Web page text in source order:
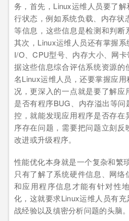
务，首先，Linux运维人员要了
行状态，例如系统负载、内存状
等信息，这些信息是检测和判断
其次，Linux运维人员还有掌握
I/O、CPU型号、内存大小、网
据这些信息综合评估系统资源的
名Linux运维人员，还要掌握应
况，更深入的一点就是要了解应
是否有程序BUG、内存溢出等
控，就能发现应用程序是否存在
序存在问题，需要把问题立刻
改进或升级程序。
性能优化本身就是一个复杂和繁
只有了解了系统硬件信息、网络
和应用程序信息才能有针对性
化，这就要求Linux运维人员有
战经验以及缜密分析问题的头脑。